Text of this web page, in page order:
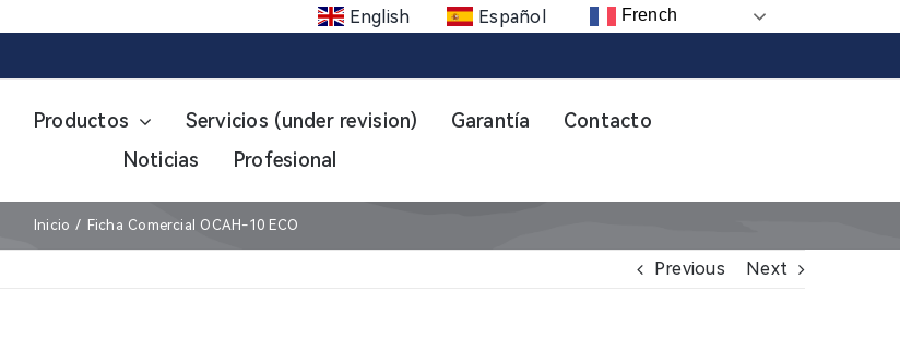
English Español French
Productos Servicios (under revision) Garantía
Contacto
Noticias
Profesional
Inicio Ficha Comercial OCAH-10 ECO
Previous Next